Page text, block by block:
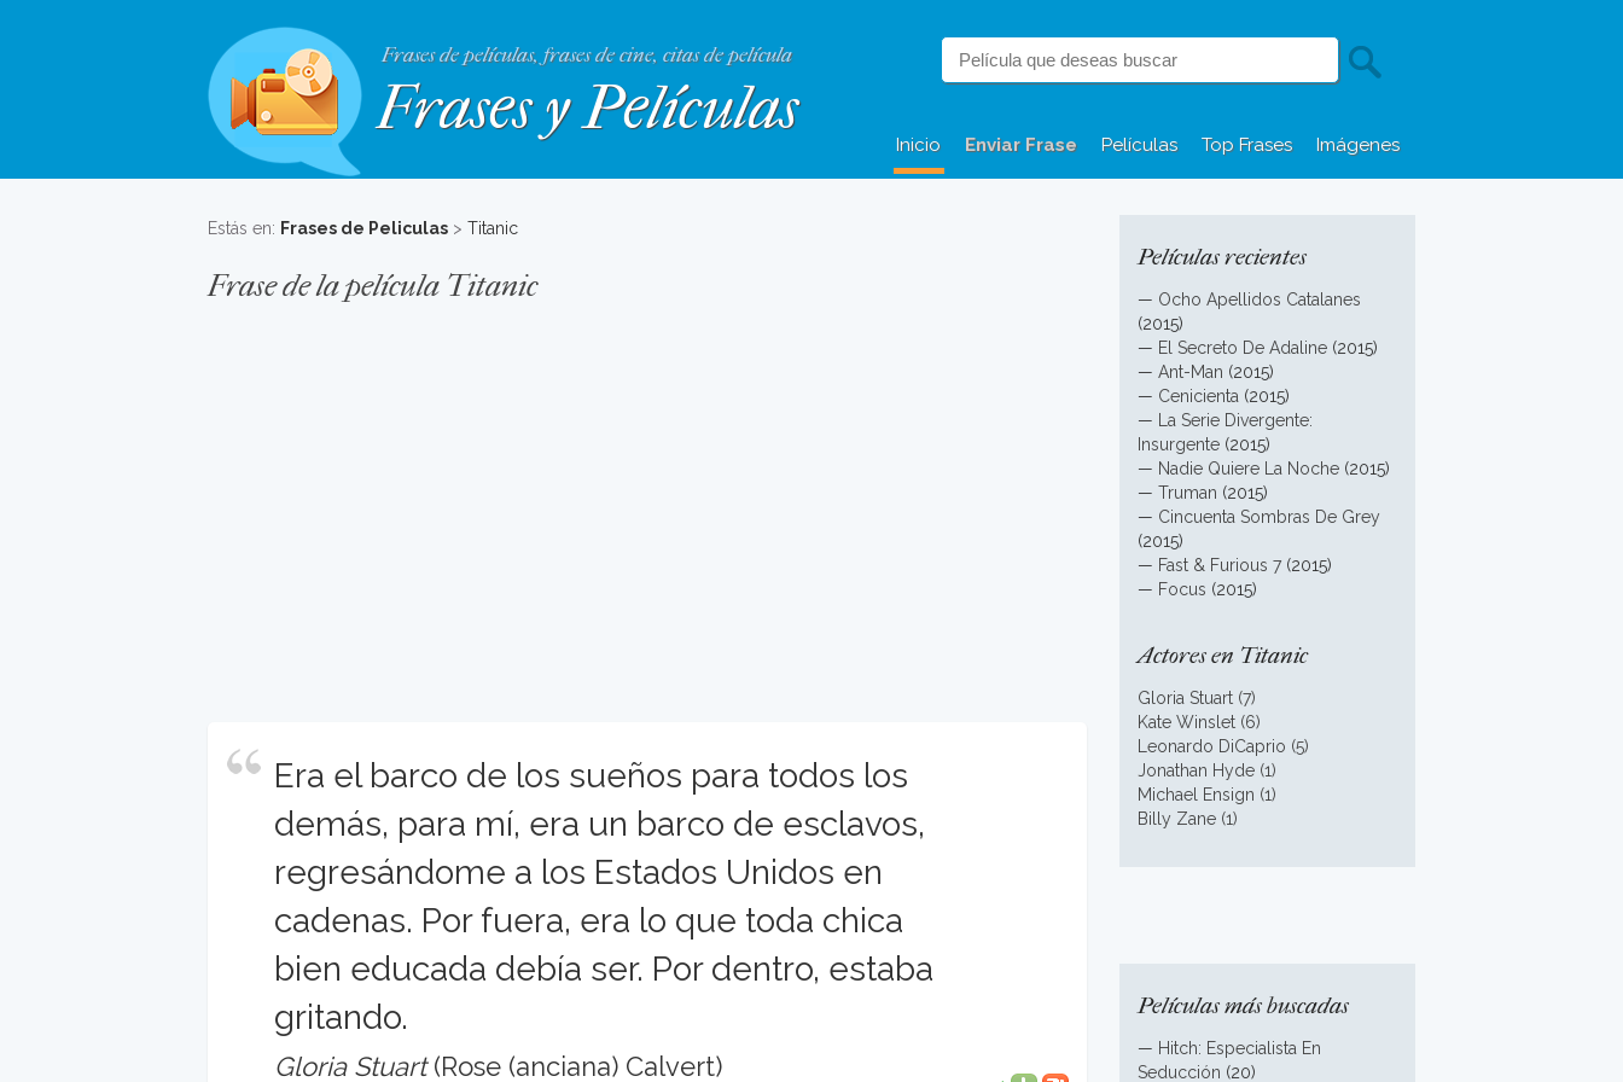
Frases de películas, frases de cine, citas de película
Frases y Películas
Inicio Enviar Frase Películas Top Frases Imágenes
Estás en: Frases de Peliculas > Titanic
Frase de la película Titanic
Era el barco de los sueños para todos los
demás, para mí, era un barco de esclavos,
regresándome a los Estados Unidos en
cadenas. Por fuera, era lo que toda chica
bien educada debía ser. Por dentro, estaba
gritando.
Gloria Stuart(Rose (anciana) Calvert)
Películas recientes
— Ocho Apellidos Catalanes
(2015)
— El Secreto De Adaline (2015)
— Ant-Man (2015)
— Cenicienta (2015)
—
La Serie Divergente:
Insurgente (2015)
— Nadie Quiere La Noche (2015)
— Truman (2015)
— Cincuenta Sombras De Grey
(2015)
— Fast & Furious 7 (2015)
— Focus (2015)
Actores en Titanic
Gloria Stuart (7)
Kate Winslet (6)
Leonardo DiCaprio (5)
Jonathan Hyde (1)
Michael Ensign (1)
Billy Zane (1)
Películas más buscadas
— Hitch: Especialista En
Seducción (20)